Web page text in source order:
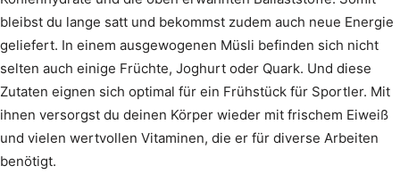
bleibst du lange satt und bekommst zudem auch neue Energie
geliefert. In einem ausgewogenen Müsli befinden sich nicht
selten auch einige Früchte, Joghurt oder Quark. Und diese
Zutaten eignen sich optimal für ein Frühstück für Sportler. Mit
ihnen versorgst du deinen Körper wieder mit frischem Eiweiß
und vielen wertvollen Vitaminen, die er für diverse Arbeiten
benötigt.